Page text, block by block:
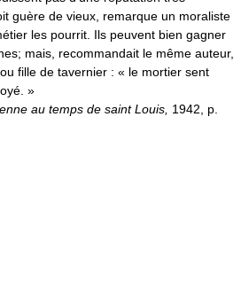
guère de vieux, remarque un moraliste
les pourrit. Ils peuvent bien gagner
mais, recommandait le même auteur,
fille de tavernier : « le mortier sent
»
au temps de saint Louis, 1942, p.